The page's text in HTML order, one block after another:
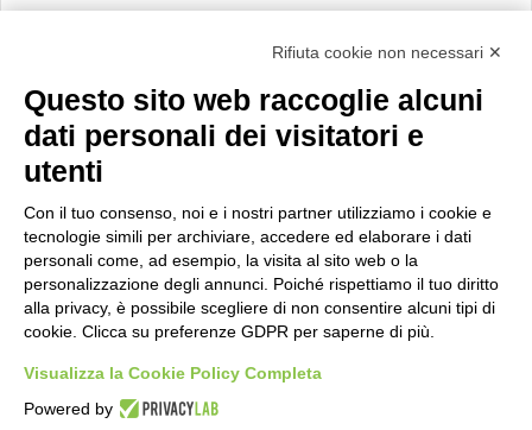
Importo netto (€):
Calcola
Scorporo IVA
Rifiuta cookie non necessari ✕
Questo sito web raccoglie alcuni
dati personali dei visitatori e
utenti
Con il tuo consenso, noi e i nostri partner utilizziamo i cookie e
tecnologie simili per archiviare, accedere ed elaborare i dati
personali come, ad esempio, la visita al sito web o la
personalizzazione degli annunci. Poiché rispettiamo il tuo diritto
alla privacy, è possibile scegliere di non consentire alcuni tipi di
cookie. Clicca su preferenze GDPR per saperne di più.
Visualizza la Cookie Policy Completa
Powered by